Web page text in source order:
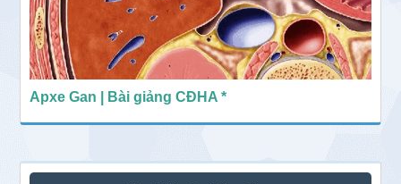
Apxe Gan | Bài giảng CĐHA *